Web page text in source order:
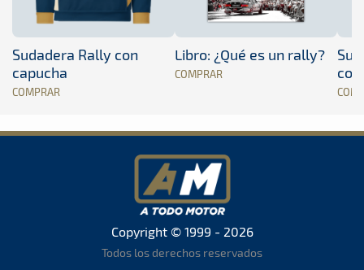
Sudadera Rally con
capucha
COMPRAR
Libro: ¿Qué es un rally?
COMPRAR
Copyright © 1999 - 2026
Todos los derechos reservados